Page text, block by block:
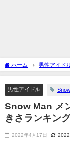
ホーム 男性アイド
ランキング！
男性アイドル
Snow Man メ
きさランキング
2022年4月17日 2022